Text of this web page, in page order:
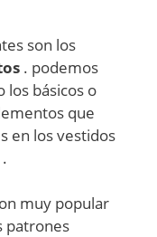
son los
. podemos
los básicos o
que
en los vestidos
muy popular
patrones